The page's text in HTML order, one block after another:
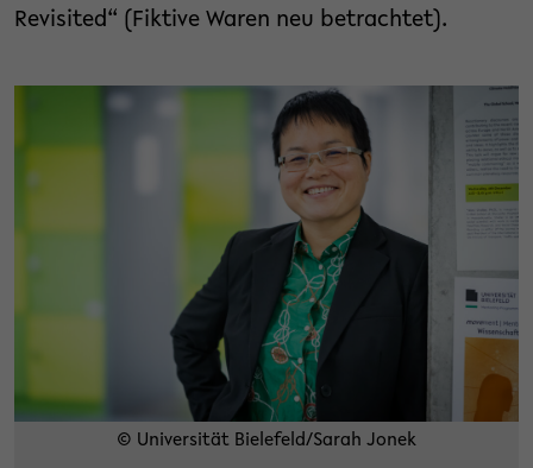
Revisited“ (Fiktive Waren neu betrachtet).
© Universität Bielefeld/Sarah Jonek